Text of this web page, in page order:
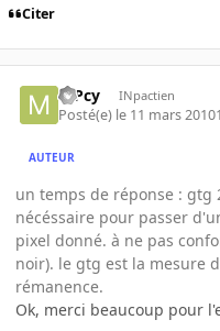
Citer
mPcy INpactien
Posté(e) le 11 mars 2010
AUTEUR
un temps de réponse : gtg
nécéssaire pour passer
pixel donné. à ne pas
noir). le gtg est la mesure
rémanence.
Ok, merci beaucoup pour